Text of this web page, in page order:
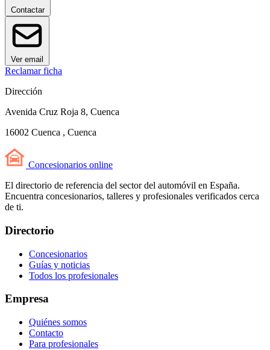
Contactar
Ver email
Reclamar ficha
Dirección
Avenida Cruz Roja 8, Cuenca
16002 Cuenca , Cuenca
Concesionarios online
El directorio de referencia del sector del automóvil en España.
Encuentra concesionarios, talleres y profesionales verificados cerca
de ti.
Directorio
Concesionarios
Guías y noticias
Todos los profesionales
Empresa
Quiénes somos
Contacto
Para profesionales